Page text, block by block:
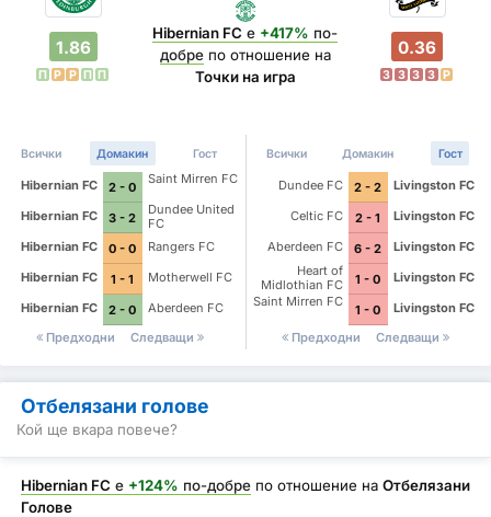
1.86
П P P П П
Hibernian FC е +417% по-
добрепо отношение на
Точки на игра
0.36
З З З З P
Всички Домакин Гост
Hibernian FC 2 - 0
Saint Mirren FC
Hibernian FC 3 - 2
Dundee United
FC
Hibernian FC
0 - 0
Rangers FC
Hibernian FC
1 - 1
Motherwell FC
Hibernian FC
2 - 0
Aberdeen FC
Предходни
Следващи
Всички Домакин Гост
Dundee FC 2 - 2
Livingston FC
Celtic FC
2 - 1
Livingston FC
Aberdeen FC
6 - 2
Livingston FC
Heart of
Midlothian FC
1 - 0
Livingston FC
Saint Mirren FC
1 - 0
Livingston FC
Предходни
Следващи
Отбелязани голове
Кой ще вкара повече?
Hibernian FC е +124% по-добре по отношение на Отбелязани
Голове